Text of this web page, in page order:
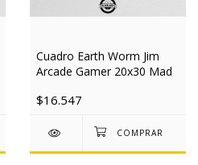
Cuadro Earth Worm Jim
Arcade Gamer 20x30 Mad
$16.547